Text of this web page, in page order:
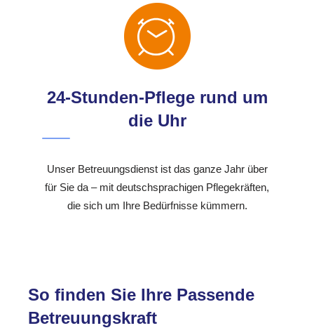
24-Stunden-Pflege rund um
die Uhr
Unser Betreuungsdienst ist das ganze Jahr über
für Sie da – mit deutschsprachigen Pflegekräften,
die sich um Ihre Bedürfnisse kümmern.
So finden Sie Ihre Passende
Betreuungskraft